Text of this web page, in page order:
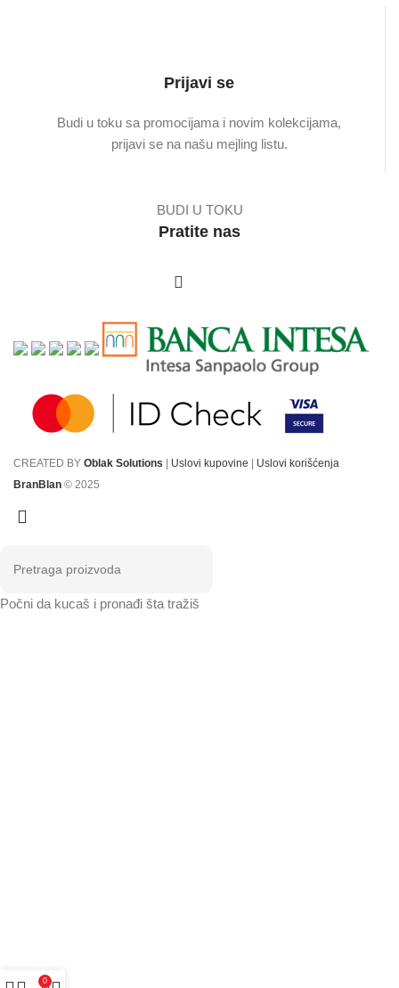
Prijavi se
Budi u toku sa promocijama i novim kolekcijama,
prijavi se na našu mejling listu.
BUDI U TOKU
Pratite nas
CREATED BY Oblak Solutions Uslovi kupovine
Uslovi korišćenja
BranBlan © 2025
Počni da kucaš i pronađi šta tražiš
0